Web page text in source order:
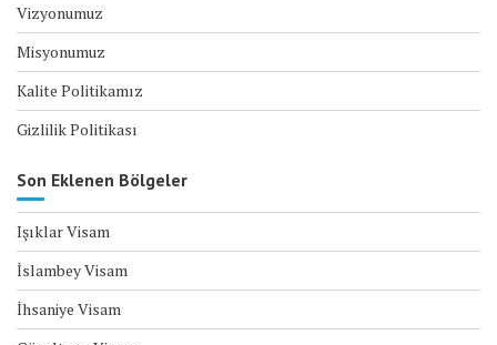
Vizyonumuz
Misyonumuz
Kalite Politikamız
Gizlilik Politikası
Son Eklenen Bölgeler
Işıklar Visam
İslambey Visam
İhsaniye Visam